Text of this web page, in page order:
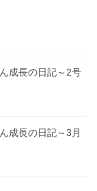
成長の日記～2号
成長の日記～3月